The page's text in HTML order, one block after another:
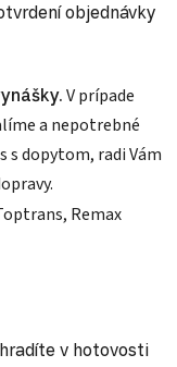
objednávky
V prípade
a nepotrebné
s dopytom, radi Vám
Remax
v hotovosti